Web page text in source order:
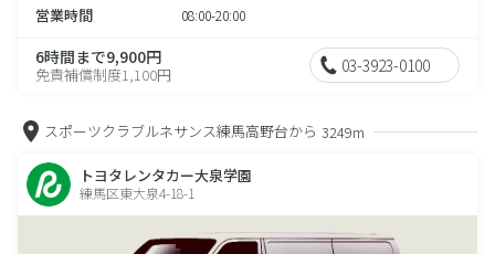
営業時間 08:00-20:00
6時間まで9,900円
免責補償制度1,100円 03-3923-0100
スポーツクラブルネサンス練馬高野台から 3249m
トヨタレンタカー大泉学園
練馬区東大泉4-18-1